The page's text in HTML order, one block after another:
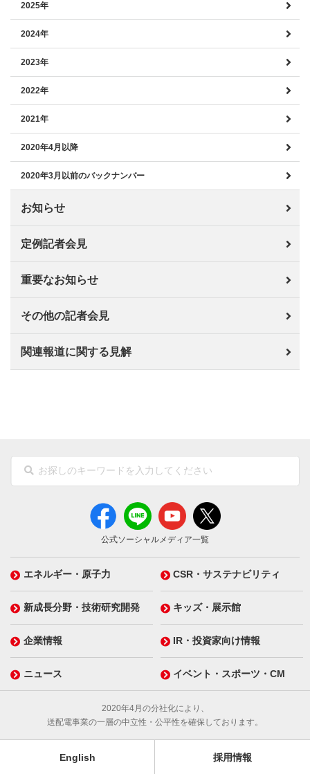
2025年
2024年
2023年
2022年
2021年
2020年4月以降
2020年3月以前のバックナンバー
お知らせ
定例記者会見
重要なお知らせ
その他の記者会見
関連報道に関する見解
公式ソーシャルメディア一覧
エネルギー・原子力 CSR・サステナビリティ
新成長分野・技術研究開発 キッズ・展示館
企業情報 IR・投資家向け情報
ニュース イベント・スポーツ・CM
2020年4月の分社化により、
送配電事業の一層の中立性・公平性を確保しております。
English 採用情報